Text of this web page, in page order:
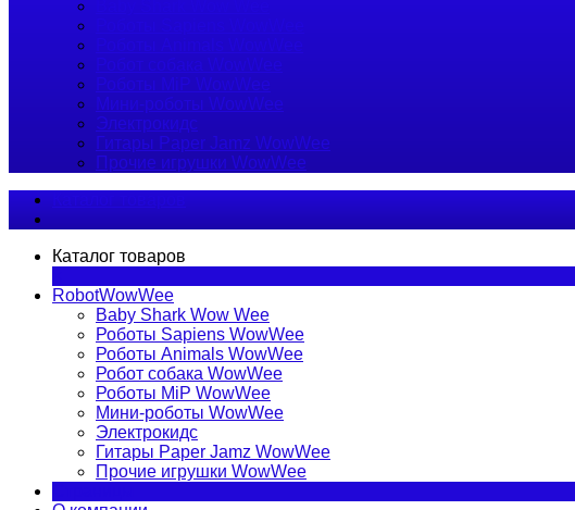
Роботы MiP WowWee
Мини-роботы WowWee
Электрокидс
Гитары Paper Jamz WowWee
Прочие игрушки WowWee
Каталог товаров
RobotWowWee
Baby Shark Wow Wee
Роботы Sapiens WowWee
Роботы Animals WowWee
Робот собака WowWee
Роботы MiP WowWee
Мини-роботы WowWee
Электрокидс
Гитары Paper Jamz WowWee
Прочие игрушки WowWee